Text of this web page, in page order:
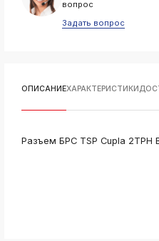
вопрос
Задать вопрос
ОПИСАНИЕХАРАКТЕРИСТИКИ
Разъем БРС TSP Cupla 2TPH